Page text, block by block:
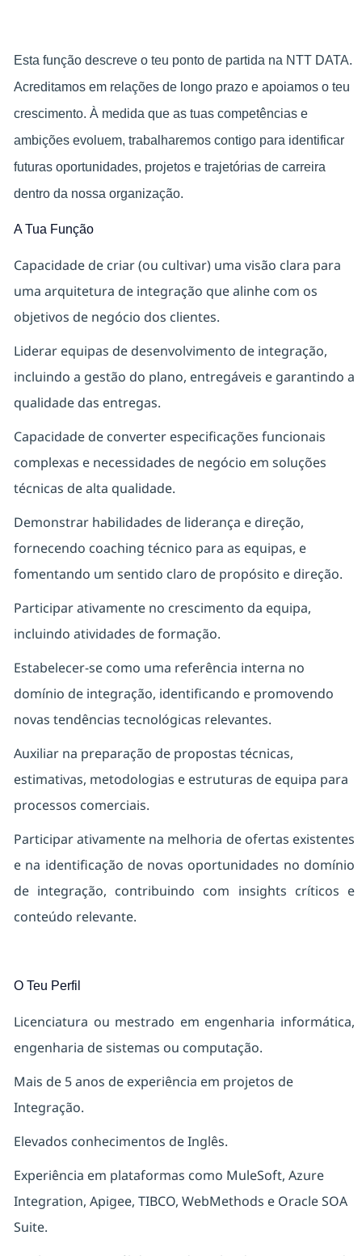
Esta função descreve o teu ponto de partida na NTT DATA.
Acreditamos em relações de longo prazo e apoiamos o teu
crescimento. À medida que as tuas competências e
ambições evoluem, trabalharemos contigo para identificar
futuras oportunidades, projetos e trajetórias de carreira
dentro da nossa organização.
A Tua Função
Capacidade de criar (ou cultivar) uma visão clara para
uma arquitetura de integração que alinhe com os
objetivos de negócio dos clientes.
Liderar equipas de desenvolvimento de integração,
incluindo a gestão do plano, entregáveis e garantindo a
qualidade das entregas.
Capacidade de converter especificações funcionais
complexas e necessidades de negócio em soluções
técnicas de alta qualidade.
Demonstrar habilidades de liderança e direção,
fornecendo coaching técnico para as equipas, e
fomentando um sentido claro de propósito e direção.
Participar ativamente no crescimento da equipa,
incluindo atividades de formação.
Estabelecer-se como uma referência interna no
domínio de integração, identificando e promovendo
novas tendências tecnológicas relevantes.
Auxiliar na preparação de propostas técnicas,
estimativas, metodologias e estruturas de equipa para
processos comerciais.
Participar ativamente na melhoria de ofertas existentes
e na identificação de novas oportunidades no domínio
de integração, contribuindo com insights críticos e
conteúdo relevante.
O Teu Perfil
Licenciatura ou mestrado em engenharia informática,
engenharia de sistemas ou computação.
Mais de 5 anos de experiência em projetos de
Integração.
Elevados conhecimentos de Inglês.
Experiência em plataformas como MuleSoft, Azure
Integration, Apigee, TIBCO, WebMethods e Oracle SOA
Suite.